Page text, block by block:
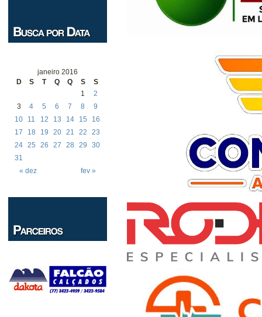
janeiro 2016
D
S T Q Q S S
« dez fev »
1
2
3
4 5 6 7 8
9
10
11 12 13 14 15
16
17
18 19 20 21 22
23
24 25 26 27 28 29
30
31